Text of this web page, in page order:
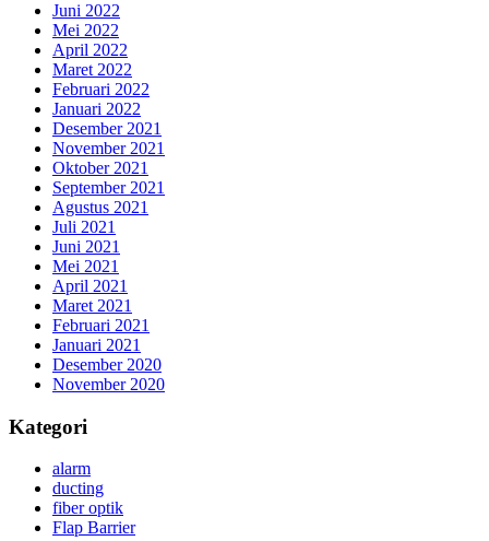
Juni 2022
Mei 2022
April 2022
Maret 2022
Februari 2022
Januari 2022
Desember 2021
November 2021
Oktober 2021
September 2021
Agustus 2021
Juli 2021
Juni 2021
Mei 2021
April 2021
Maret 2021
Februari 2021
Januari 2021
Desember 2020
November 2020
Kategori
alarm
ducting
fiber optik
Flap Barrier